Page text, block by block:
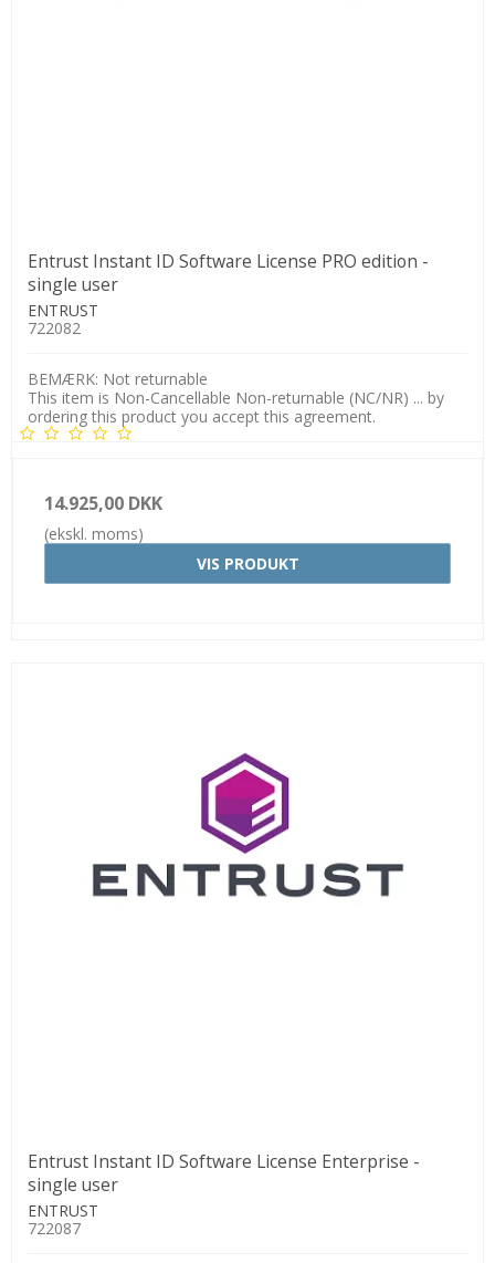
Entrust Instant ID Software License PRO edition -
single user
ENTRUST
722082
BEMÆRK: Not returnable
This item is Non-Cancellable Non-returnable (NC/NR) ... by
ordering this product you accept this agreement.
14.925,00 DKK
(ekskl. moms)
VIS PRODUKT
Entrust Instant ID Software License Enterprise -
single user
ENTRUST
722087